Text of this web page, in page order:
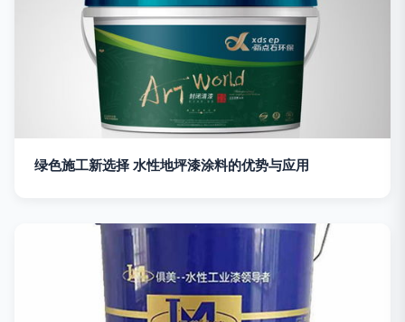
绿色施工新选择 水性地坪漆涂料的优势与应用